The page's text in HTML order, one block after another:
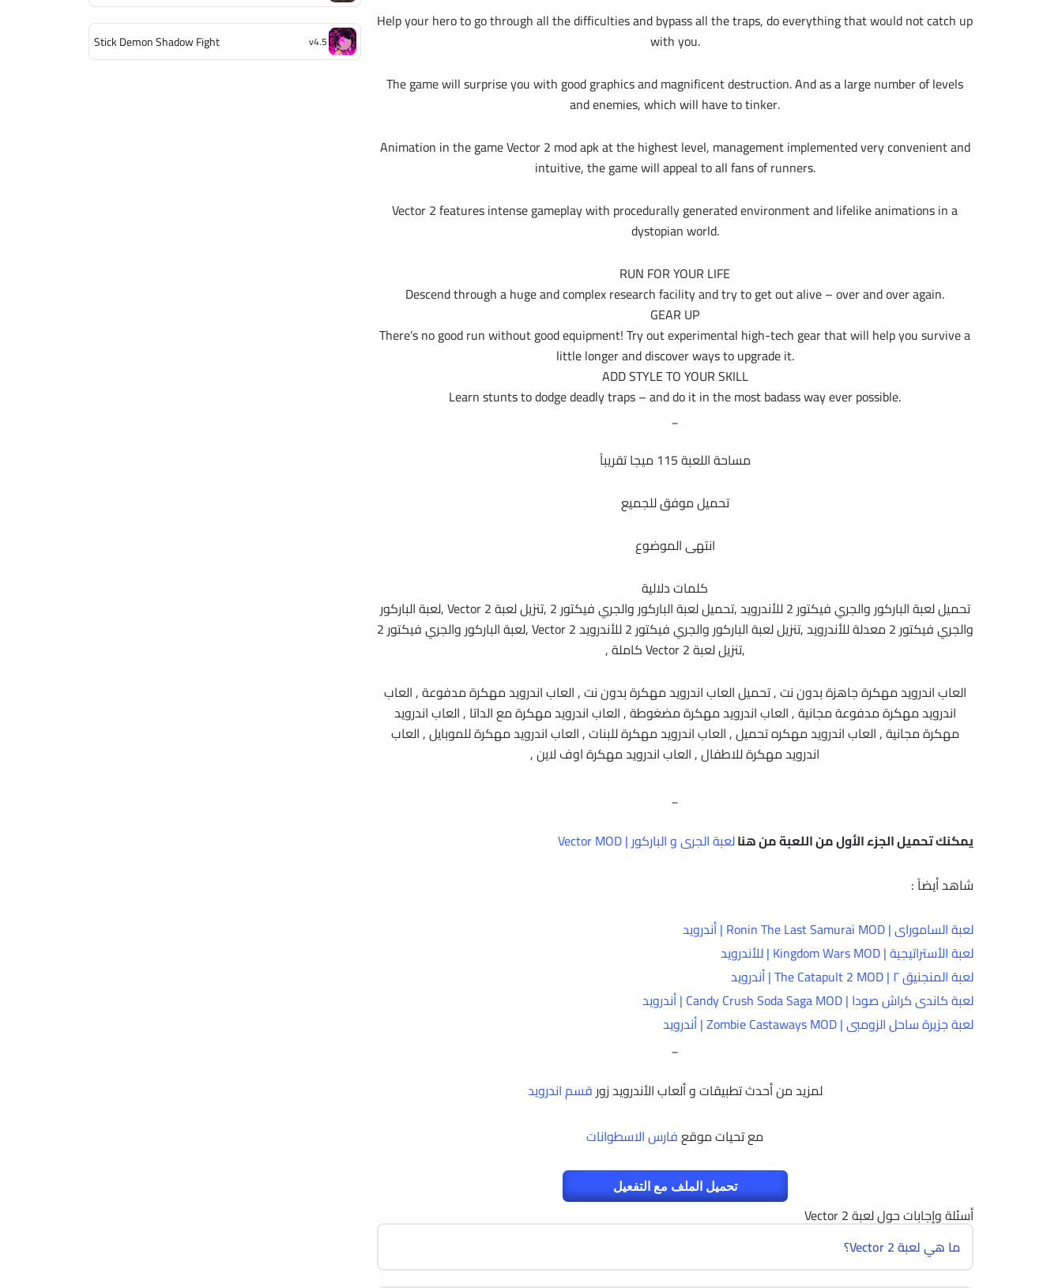
Stick Demon Shadow Fight v4.5
Help your hero to go through all the difficulties and bypass all the traps, do everything that would not catch up
with you.
The game will surprise you with good graphics and magnificent destruction. And as a large number of levels
and enemies, which will have to tinker.
Animation in the game Vector 2 mod apk at the highest level, management implemented very convenient and
intuitive, the game will appeal to all fans of runners.
Vector 2 features intense gameplay with procedurally generated environment and lifelike animations in a
dystopian world.
RUN FOR YOUR LIFE
Descend through a huge and complex research facility and try to get out alive – over and over again.
GEAR UP
There’s no good run without good equipment! Try out experimental high-tech gear that will help you survive a
little longer and discover ways to upgrade it.
ADD STYLE TO YOUR SKILL
Learn stunts to dodge deadly traps – and do it in the most badass way ever possible.
_
مساحة اللعبة 115 ميجا تقريباً
تحميل موفق للجميع
انتهى الموضوع
كلمات دلالية
تحميل لعبة الباركور والجري فيكتور 2 للأندرويد ,تحميل لعبة الباركور والجري فيكتور 2 ,تنزيل لعبة Vector 2 ,لعبة الباركور
والجري فيكتور 2 معدلة للأندرويد ,تنزيل لعبة الباركور والجري فيكتور 2 للأندرويد Vector 2 ,لعبة الباركور والجري فيكتور 2
,تنزيل لعبة Vector 2 كاملة ,
العاب اندرويد مهكرة جاهزة بدون نت , تحميل العاب اندرويد مهكرة بدون نت , العاب اندرويد مهكرة مدفوعة , العاب
اندرويد مهكرة مدفوعة مجانية , العاب اندرويد مهكرة مضغوطة , العاب اندرويد مهكرة مع الداتا , العاب اندرويد
مهكرة مجانية , العاب اندرويد مهكره تحميل , العاب اندرويد مهكرة للبنات , العاب اندرويد مهكرة للموبايل , العاب
اندرويد مهكرة للاطفال , العاب اندرويد مهكرة اوف لاين ,
_
يمكنك تحميل الجزء الأول من اللعبة من هنالعبة الجرى و الباركور | Vector MOD
شاهد أيضاً :
لعبة الساموراى | Ronin The Last Samurai MOD | أندرويد
لعبة الأستراتيجية | Kingdom Wars MOD | للأندرويد
لعبة المنجنيق ٢ | The Catapult 2 MOD | أندرويد
لعبة كاندى كراش صودا | Candy Crush Soda Saga MOD | أندرويد
لعبة جزيرة ساحل الزومبى | Zombie Castaways MOD | أندرويد
_
لمزيد من أحدث تطبيقات و ألعاب الأندرويد زورقسم اندرويد
مع تحيات موقعفارس الاسطوانات
تحميل الملف مع التفعيل
أسئلة وإجابات حول لعبة Vector 2
ما هي لعبة Vector 2؟